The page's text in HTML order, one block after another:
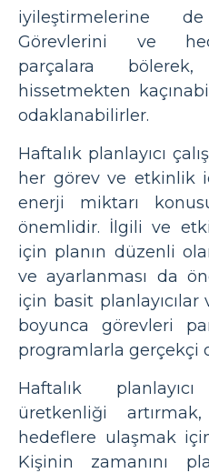
iyileştirmelerine
Görevlerini ve
parçalara
hissetmekten
odaklanabilirler.
Haftalık planlayıcı
her görev ve etkinlik
enerji miktarı
önemlidir. İlgili ve
için planın düzenli
ve ayarlanması da
için basit planlayıcılar
boyunca görevleri
programlarla gerçekçi
Haftalık
üretkenliği
hedeflere ulaşmak
Kişinin zamanını